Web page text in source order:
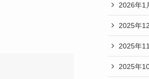
2026年1
2025年
2025年
2025年